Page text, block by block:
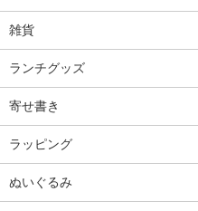
雑貨
ランチグッズ
寄せ書き
ラッピング
ぬいぐるみ